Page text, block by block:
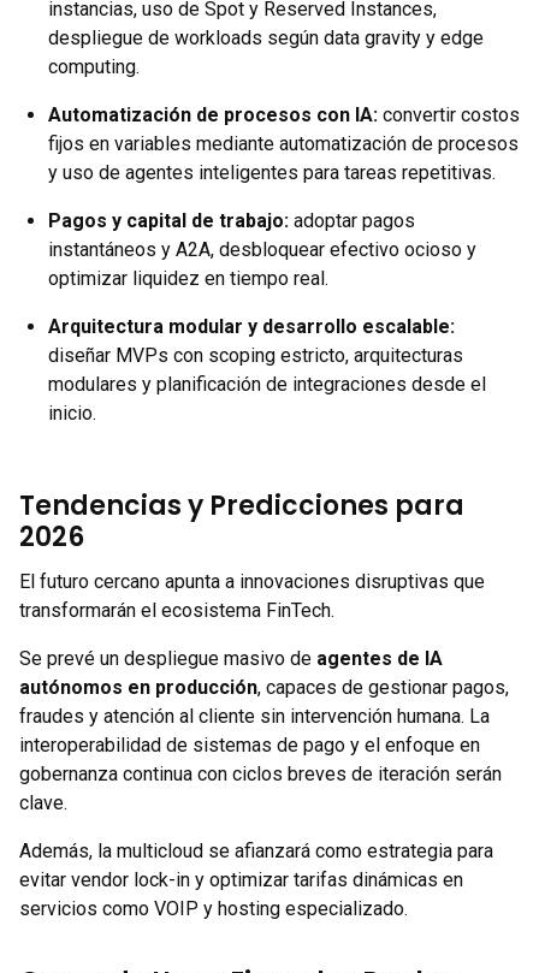
instancias, uso de Spot y Reserved Instances,
despliegue de workloads según data gravity y edge
computing.
Automatización de procesos con IA: convertir costos
fijos en variables mediante automatización de procesos
y uso de agentes inteligentes para tareas repetitivas.
Pagos y capital de trabajo: adoptar pagos
instantáneos y A2A, desbloquear efectivo ocioso y
optimizar liquidez en tiempo real.
Arquitectura modular y desarrollo escalable:
diseñar MVPs con scoping estricto, arquitecturas
modulares y planificación de integraciones desde el
inicio.
Tendencias y Predicciones para
2026
El futuro cercano apunta a innovaciones disruptivas que
transformarán el ecosistema FinTech.
Se prevé un despliegue masivo de agentes de IA
autónomos en producción, capaces de gestionar pagos,
fraudes y atención al cliente sin intervención humana. La
interoperabilidad de sistemas de pago y el enfoque en
gobernanza continua con ciclos breves de iteración serán
clave.
Además, la multicloud se afianzará como estrategia para
evitar vendor lock-in y optimizar tarifas dinámicas en
servicios como VOIP y hosting especializado.